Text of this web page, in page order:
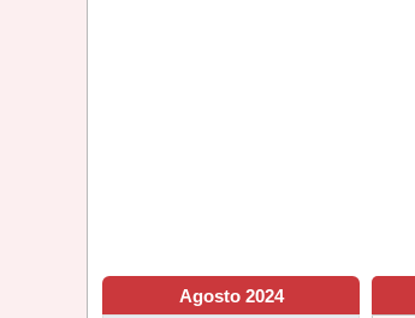
Agosto 2024